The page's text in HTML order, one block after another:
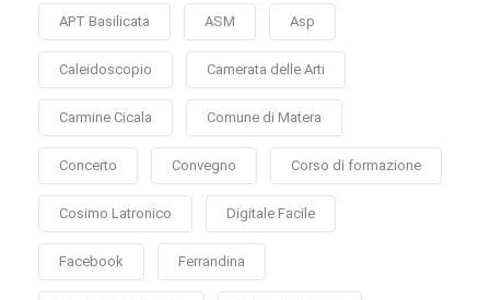
APT Basilicata ASM Asp
Caleidoscopio Camerata delle Arti
Carmine Cicala Comune di Matera
Concerto Convegno Corso di formazione
Cosimo Latronico Digitale Facile
Facebook Ferrandina